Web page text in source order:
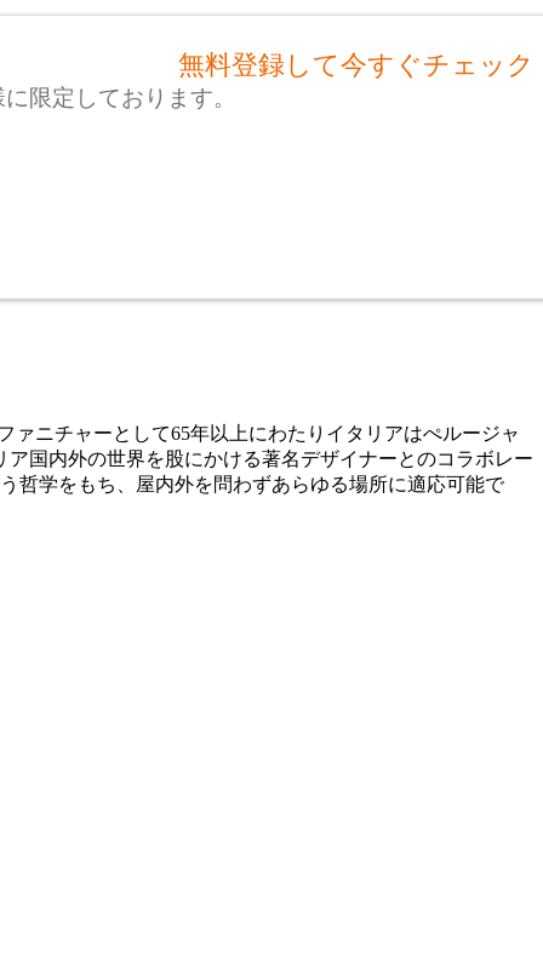
無料登録して今すぐチェック
限定しております。
ニチャーとして65年以上にわたりイタリアはぺルージャ
国内外の世界を股にかける著名デザイナーとのコラボレー
哲学をもち、屋内外を問わずあらゆる場所に適応可能で